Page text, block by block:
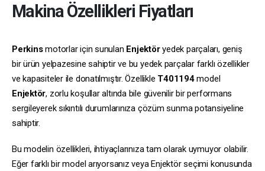
Makina Özellikleri Fiyatları
Perkinsmotorlar için sunulan Enjektöryedek parçaları, geniş
bir ürün yelpazesine sahiptir ve bu yedek parçalar farklı özellikler
ve kapasiteler ile donatılmıştır. Özellikle T401194model
Enjektör, zorlu koşullar altında bile güvenilir bir performans
sergileyerek sıkıntılı durumlarınıza çözüm sunma potansiyeline
sahiptir.
Bu modelin özellikleri, ihtiyaçlarınıza tam olarak uymuyor olabilir.
Eğer farklı bir model arıyorsanız veya Enjektör seçimi konusunda